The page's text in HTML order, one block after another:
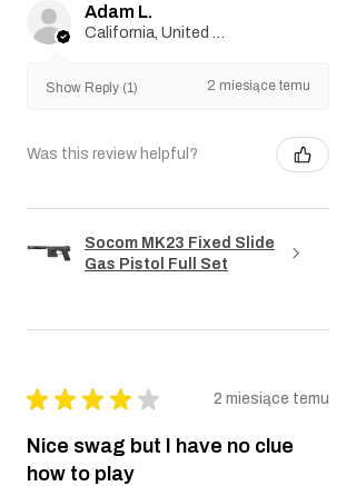
Adam L.
Show Reply (1) 2 miesiące temu
Was this review helpful?
Socom MK23 Fixed Slide
Gas Pistol Full Set
★ ★ ★ ★ ★ 2 miesiące temu
Nice swag but I have no clue
how to play